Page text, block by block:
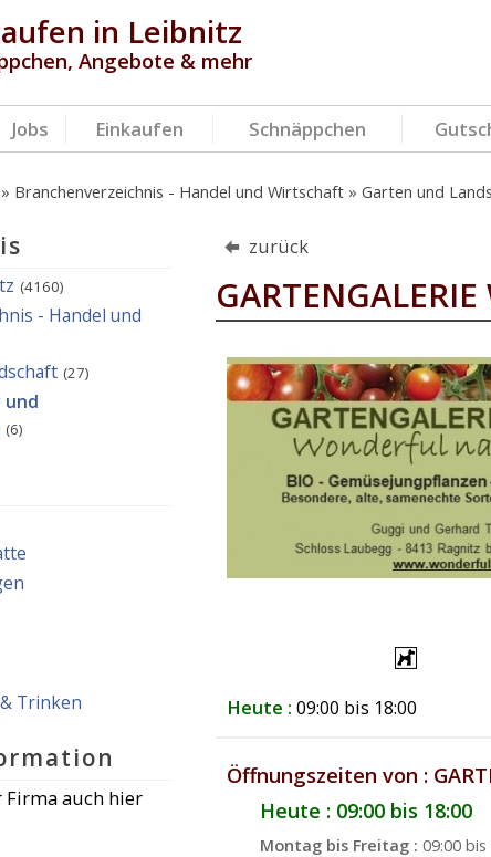
in Leibnitz
Angebote & mehr
Jobs Einkaufen Schnäppchen
Branchenverzeichnis - Handel und Wirtschaft Garten und
zurück
Heute : 09:00 bis 18:00
Öffnungszeiten von :
Heute : 09:00 bis 18:00
Montag bis Freitag : 09:00 bis
(4160)
- Handel und
(27)
und
(6)
Trinken
Firma auch hier